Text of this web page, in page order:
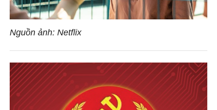
Nguồn ảnh: Netflix